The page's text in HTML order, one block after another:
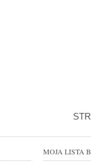
MOJA LISTA